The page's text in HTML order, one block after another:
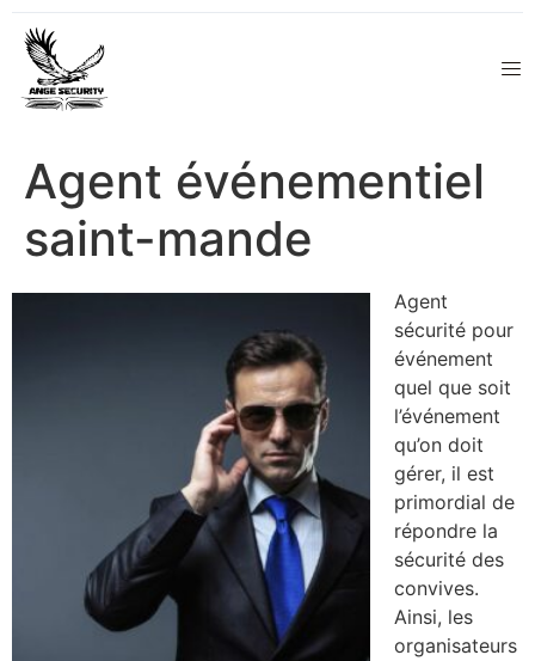
Agent événementiel
saint-mande
Agent
sécurité pour
événement
quel que soit
l’événement
qu’on doit
gérer, il est
primordial de
répondre la
sécurité des
convives.
Ainsi, les
organisateurs